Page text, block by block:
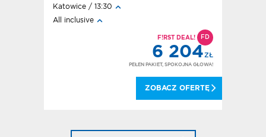
Katowice / 13:30
All inclusive
F!RST DEAL! FD
6 204ZŁ
PEŁEN PAKIET, SPOKOJNA GŁOWA!
ZOBACZ OFERTĘ